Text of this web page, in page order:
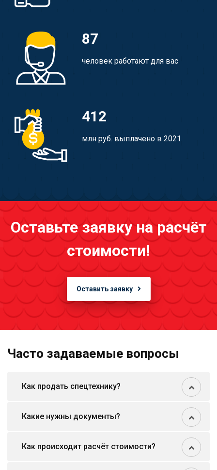
87
человек работают для вас
412
млн руб. выплачено в 2021
Оставьте заявку на расчёт
стоимости!
Оставить заявку
Часто задаваемые вопросы
Как продать спецтехнику?
Какие нужны документы?
Как происходит расчёт стоимости?